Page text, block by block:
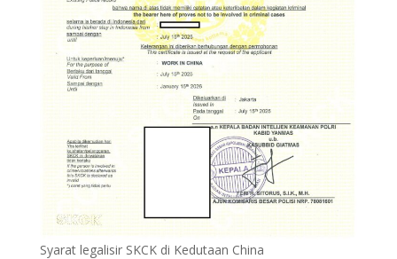
Syarat legalisir SKCK di Kedutaan China